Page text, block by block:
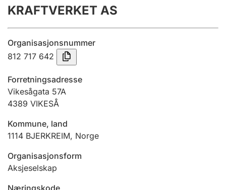
Innsending og forsinkelsesgebyr
Tinglysing
Jeger
Ektepaktveileder
KRAFTVERKET AS
Organisasjonsnummer
812 717 642
Forretningsadresse
Vikesågata 57A
4389 VIKESÅ
Kommune, land
1114 BJERKREIM, Norge
Organisasjonsform
Aksjeselskap
Næringskode